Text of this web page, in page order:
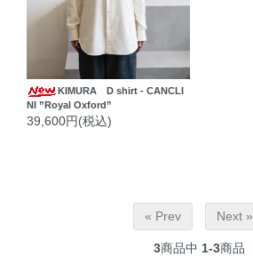
KIMURA D shirt - CANCLI
NI ”Royal Oxford”
39,600円(税込)
« Prev Next »
3商品中 1-3商品